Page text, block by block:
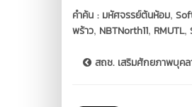
คำค้น : มหัศจรรย์ต้นห้อม,
พร้าว, NBTNorth11, RMUTL,
สถช. เสริมศักยภาพบุคล